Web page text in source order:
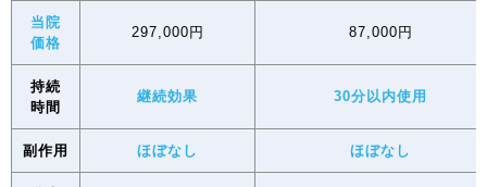
当院
価格
297,000円 87,000円
持続
時間
継続効果 30分以内使用
副作用 ほぼなし ほぼなし